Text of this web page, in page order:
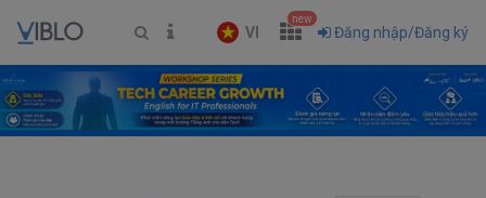
VI
new
Đăng nhập/Đăng ký